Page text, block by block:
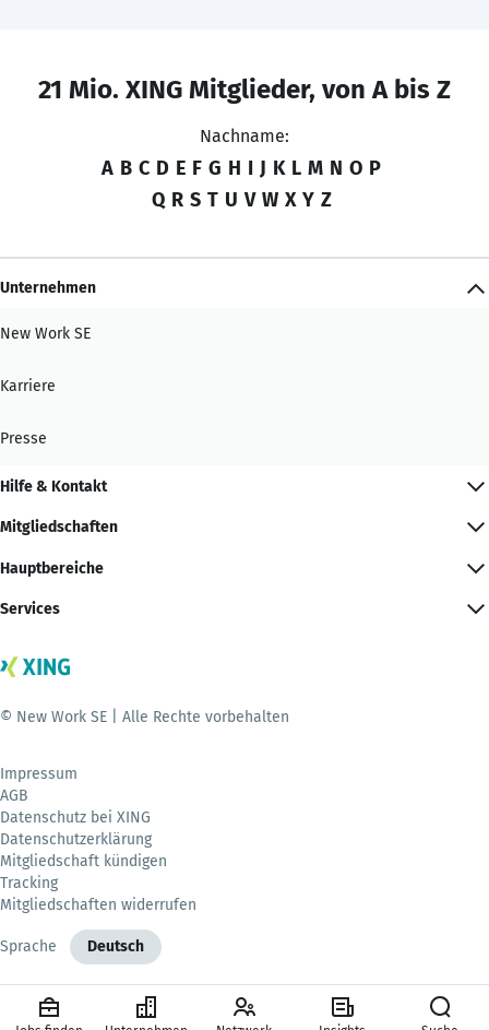
21 Mio. XING Mitglieder, von A bis Z
Nachname:
A B C D E F G H I J K L M N O P
Q R S T U V W X Y Z
Unternehmen
New Work SE
Karriere
Presse
Hilfe & Kontakt
Mitgliedschaften
Hauptbereiche
Services
© New Work SE | Alle Rechte vorbehalten
Impressum
AGB
Datenschutz bei XING
Datenschutzerklärung
Mitgliedschaft kündigen
Tracking
Mitgliedschaften widerrufen
Sprache Deutsch